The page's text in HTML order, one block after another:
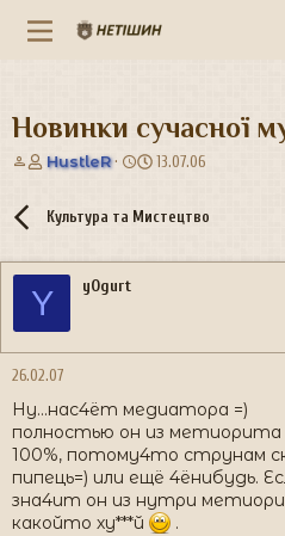
Новинки сучасної
А
о
т
е
и
HustleR
Д
а
т
е
я
13.07.06
Культура та Мистецтво
Y yOgurt
26.02.07
Ну...нас4ёт медиатора =)
полностью он из
100%, потому4то струнам
пипець=) или ещё 4ёнибудь.
зна4ит он из нутри
какойто ху***й
.